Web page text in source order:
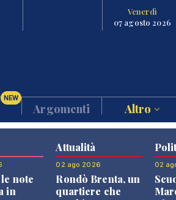
Venerdì
07 agosto 2026
NEW
Argomenti Altro
note
in
Attualità
02 ago 2026
Rondò Brenta, un
quartiere che
02